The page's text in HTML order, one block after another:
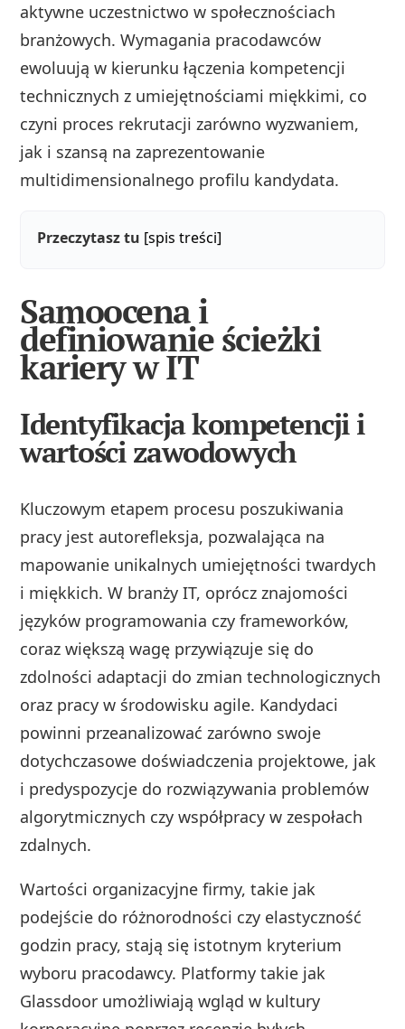
aktywne uczestnictwo w społecznościach
branżowych. Wymagania pracodawców
ewoluują w kierunku łączenia kompetencji
technicznych z umiejętnościami miękkimi, co
czyni proces rekrutacji zarówno wyzwaniem,
jak i szansą na zaprezentowanie
multidimensionalnego profilu kandydata.
Przeczytasz tu [spis treści]
Samoocena i
definiowanie ścieżki
kariery w IT
Identyfikacja kompetencji i
wartości zawodowych
Kluczowym etapem procesu poszukiwania
pracy jest autorefleksja, pozwalająca na
mapowanie unikalnych umiejętności twardych
i miękkich. W branży IT, oprócz znajomości
języków programowania czy frameworków,
coraz większą wagę przywiązuje się do
zdolności adaptacji do zmian technologicznych
oraz pracy w środowisku agile. Kandydaci
powinni przeanalizować zarówno swoje
dotychczasowe doświadczenia projektowe, jak
i predyspozycje do rozwiązywania problemów
algorytmicznych czy współpracy w zespołach
zdalnych.
Wartości organizacyjne firmy, takie jak
podejście do różnorodności czy elastyczność
godzin pracy, stają się istotnym kryterium
wyboru pracodawcy. Platformy takie jak
Glassdoor umożliwiają wgląd w kultury